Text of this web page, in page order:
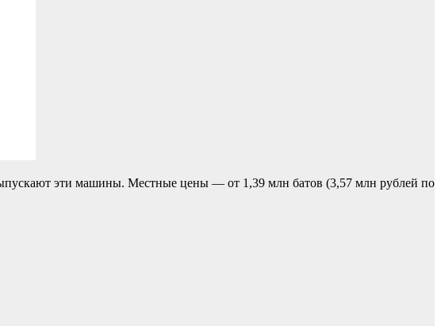
эти машины. Местные цены — от 1,39 млн батов (3,57 млн рублей по